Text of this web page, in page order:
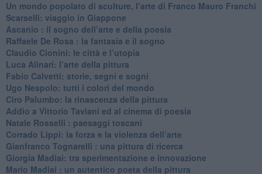
​Un mondo popolato di sculture, l’arte di Franco Mauro Franchi
​Scarselli: viaggio in Giappone
​Ascanio : il sogno dell’arte e della poesia
Raffaele De Rosa : la fantasia e il sogno
​Claudio Cionini: le città e l’utopia
Luca Alinari: l’arte della pittura
​Fabio Calvetti: storie, segni e sogni
Ugo Nespolo: tutti i colori del mondo
​Ciro Palumbo: la rinascenza della pittura
​Addio a Vittorio Taviani ed al cinema di poesia
​Natale Rosselli : paesaggi toscani
​Corrado Lippi: la forza e la violenza dell’arte
Gianfranco Tognarelli : una pittura di ricerca
Giorgia Madiai: tra sperimentazione e innovazione
Mario Madiai : un autentico poeta della pittura